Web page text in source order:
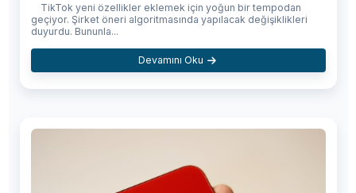
TikTok yeni özellikler eklemek için yoğun bir tempodan
geçiyor. Şirket öneri algoritmasında yapılacak değişiklikleri
duyurdu. Bununla...
Devamını Oku